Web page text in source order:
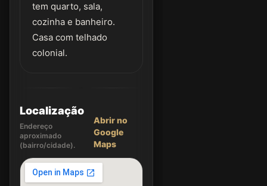
tem quarto, sala,
cozinha e banheiro.
Casa com telhado
colonial.
Localização
Endereço
aproximado
(bairro/cidade).
Abrir no
Google
Maps